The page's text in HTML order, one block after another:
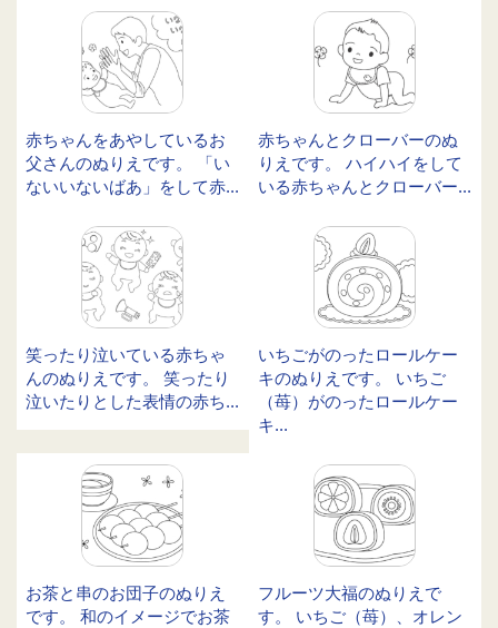
赤ちゃんをあやしているお
父さんのぬりえです。 「い
ないいないばあ」をして赤...
赤ちゃんとクローバーのぬ
りえです。 ハイハイをして
いる赤ちゃんとクローバー...
笑ったり泣いている赤ちゃ
んのぬりえです。 笑ったり
泣いたりとした表情の赤ち...
いちごがのったロールケー
キのぬりえです。 いちご
（苺）がのったロールケー
キ...
お茶と串のお団子のぬりえ
です。 和のイメージでお茶
フルーツ大福のぬりえで
す。 いちご（苺）、オレン